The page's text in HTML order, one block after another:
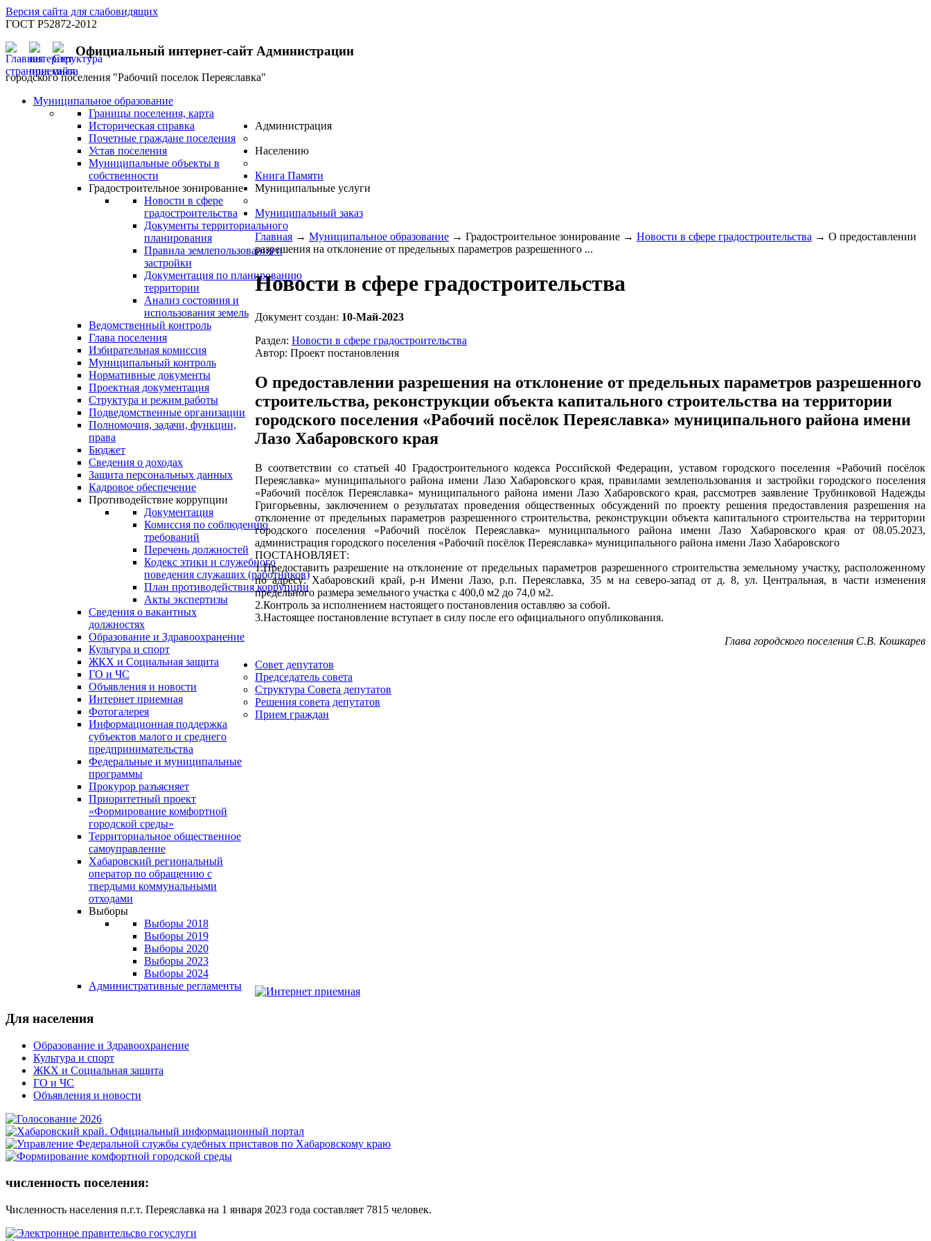
Версия сайта для слабовидящих
ГОСТ Р52872-2012
Официальный интернет-сайт Администрации
городского поселения "Рабочий поселок Переяславка"
Муниципальное образование
Границы поселения, карта
Историческая справка
Почетные граждане поселения
Устав поселения
Муниципальные объекты в
собственности
Градостроительное зонирование
Новости в сфере
градостроительства
Документы территориального
планирования
Правила землепользования и
застройки
Документация по планированию
территории
Анализ состояния и
использования земель
Ведомственный контроль
Глава поселения
Избирательная комиссия
Муниципальный контроль
Администрация
Нормативные документы
Проектная документация
Структура и режим работы
Подведомственные организации
Полномочия, задачи, функции,
права
Бюджет
Сведения о доходах
Защита персональных данных
Кадровое обеспечение
Противодействие коррупции
Документация
Комиссия по соблюдению
требований
Перечень должностей
Кодекс этики и служебного
поведения служащих (работников)
План противодействия коррупции
Акты экспертизы
Сведения о вакантных
должностях
Населению
Образование и Здравоохранение
Культура и спорт
ЖКХ и Социальная защита
ГО и ЧС
Объявления и новости
Интернет приемная
Фотогалерея
Информационная поддержка
субъектов малого и среднего
предпринимательства
Федеральные и муниципальные
программы
Прокурор разъясняет
Приоритетный проект
«Формирование комфортной
городской среды»
Территориальное общественное
самоуправление
Хабаровский региональный
оператор по обращению с
твердыми коммунальными
отходами
Выборы
Выборы 2018
Выборы 2019
Выборы 2020
Выборы 2023
Выборы 2024
Книга Памяти
Муниципальные услуги
Административные регламенты
Муниципальный заказ
Главная → Муниципальное образование → Градостроительное зонирование → Новости в сфере градостроительства → О предоставлении
разрешения на отклонение от предельных параметров разрешенного ...
Новости в сфере градостроительства
Документ создан: 10-Май-2023
Раздел: Новости в сфере градостроительства
Автор: Проект постановления
О предоставлении разрешения на отклонение от предельных параметров разрешенного
строительства, реконструкции объекта капитального строительства на территории
городского поселения «Рабочий посёлок Переяславка» муниципального района имени
Лазо Хабаровского края
В соответствии со статьей 40 Градостроительного кодекса Российской Федерации, уставом городского поселения «Рабочий посёлок
Переяславка» муниципального района имени Лазо Хабаровского края, правилами землепользования и застройки городского поселения
«Рабочий посёлок Переяславка» муниципального района имени Лазо Хабаровского края, рассмотрев заявление Трубниковой Надежды
Григорьевны, заключением о результатах проведения общественных обсуждений по проекту решения предоставления разрешения на
отклонение от предельных параметров разрешенного строительства, реконструкции объекта капитального строительства на территории
городского поселения «Рабочий посёлок Переяславка» муниципального района имени Лазо Хабаровского края от 08.05.2023,
администрация городского поселения «Рабочий посёлок Переяславка» муниципального района имени Лазо Хабаровского
ПОСТАНОВЛЯЕТ:
1.Предоставить разрешение на отклонение от предельных параметров разрешенного строительства земельному участку, расположенному
по адресу: Хабаровский край, р-н Имени Лазо, р.п. Переяславка, 35 м на северо-запад от д. 8, ул. Центральная, в части изменения
предельного размера земельного участка с 400,0 м2 до 74,0 м2.
2.Контроль за исполнением настоящего постановления оставляю за собой.
3.Настоящее постановление вступает в силу после его официального опубликования.
Глава городского поселения С.В. Кошкарев
Совет депутатов
Председатель совета
Структура Совета депутатов
Решения совета депутатов
Прием граждан
Для населения
Образование и Здравоохранение
Культура и спорт
ЖКХ и Социальная защита
ГО и ЧС
Объявления и новости
численность поселения:
Численность населения п.г.т. Переяславка на 1 января 2023 года составляет 7815 человек.